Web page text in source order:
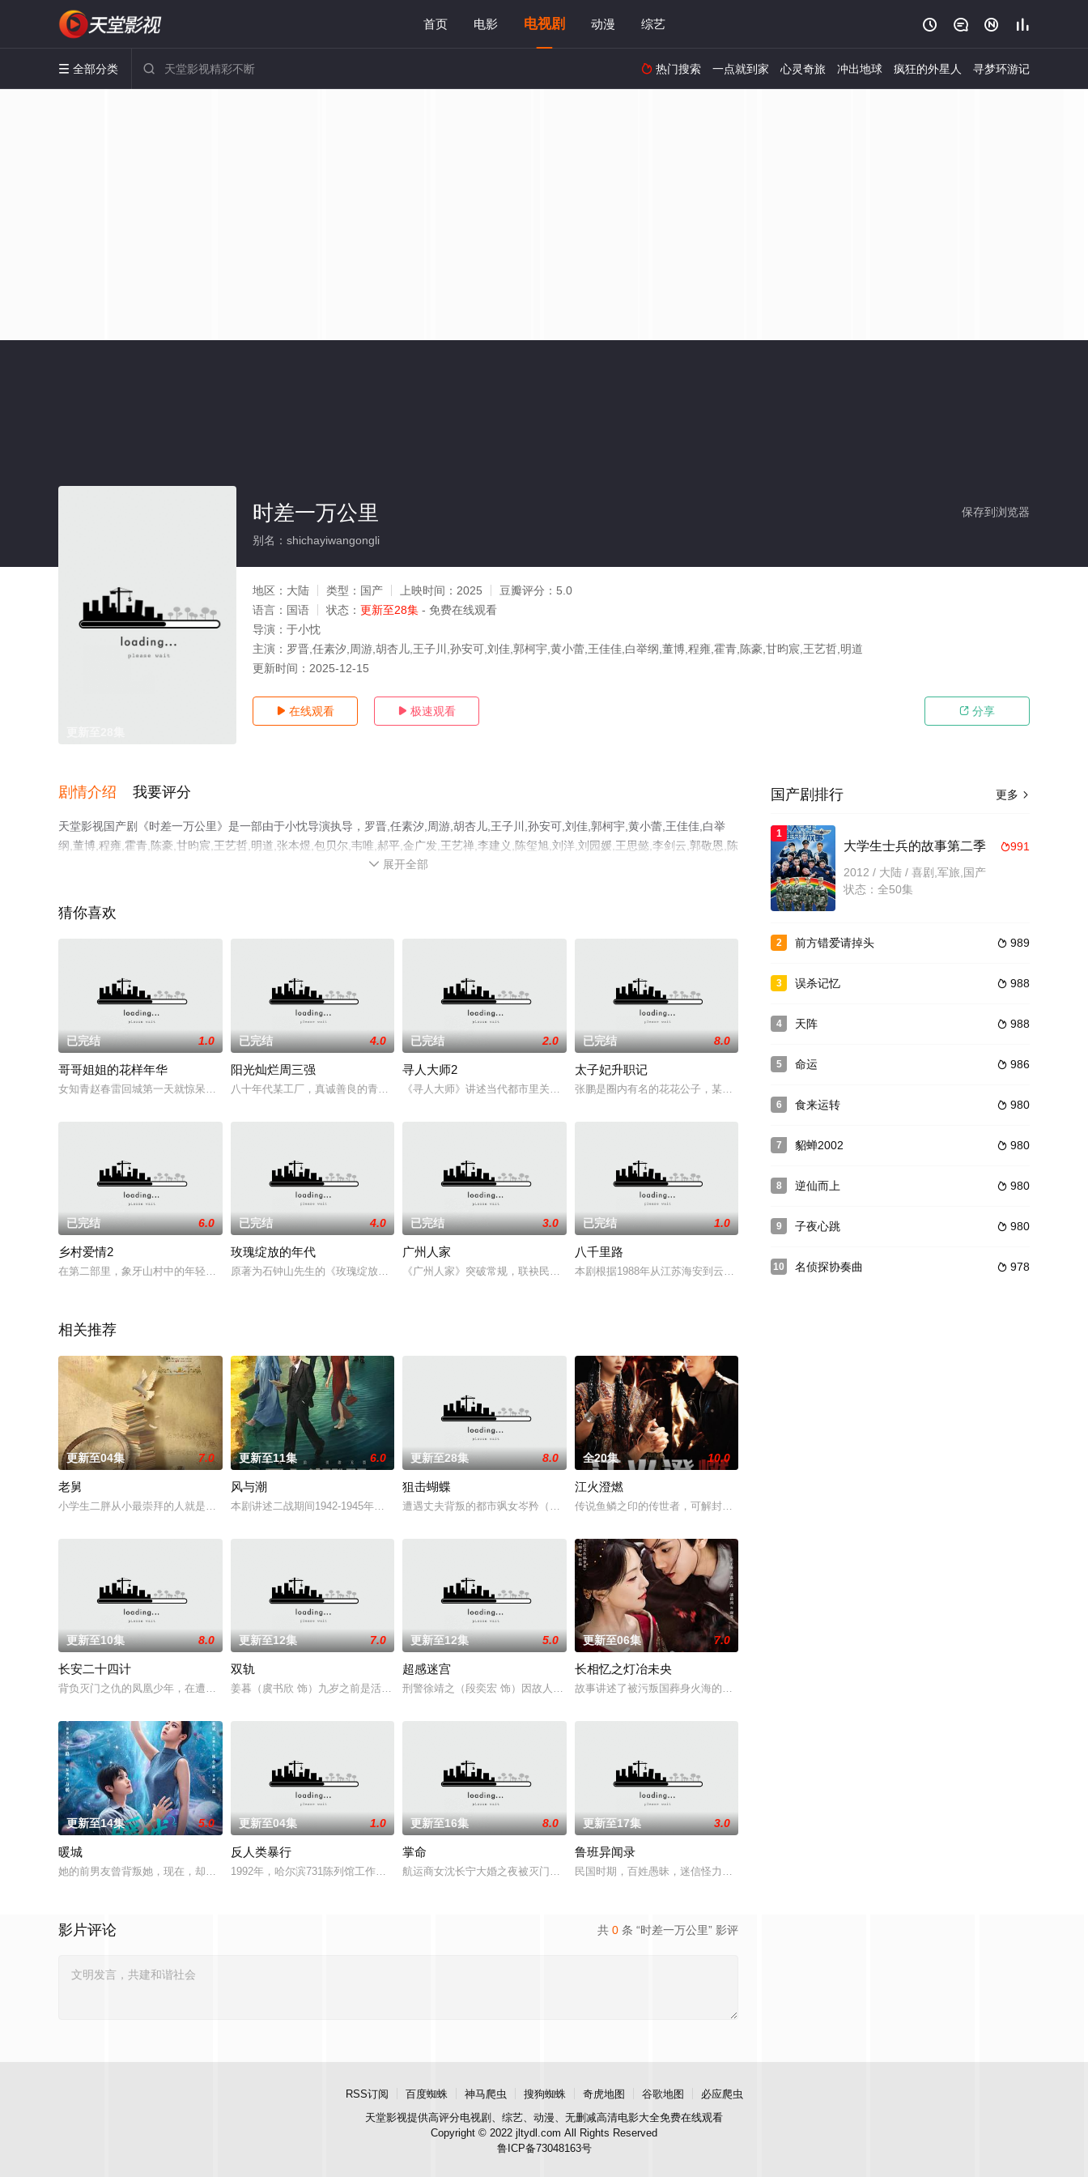
首页 电影 电视剧 动漫 综艺    
 全部分类   热门搜索 一点就到家 心灵奇旅 冲出地球 疯狂的外星人 寻梦环游记
保存到浏览器
时差一万公里
别名：shichayiwangongli
地区： 大陆 类型： 国产 上映时间： 2025 豆瓣评分： 5.0
语言： 国语 状态： 更新至28集 - 免费在线观看
导演： 于小忱
主演： 罗晋,任素汐,周游,胡杏儿,王子川,孙安可,刘佳,郭柯宇,黄小蕾,王佳佳,白举纲,董博,程雍,霍青,陈豪,甘昀宸,王艺哲,明道
更新时间： 2025-12-15
 在线观看  极速观看  分享
剧情介绍 我要评分
天堂影视国产剧《时差一万公里》是一部由于小忱导演执导，罗晋,任素汐,周游,胡杏儿,王子川,孙安可,刘佳,郭柯宇,黄小蕾,王佳佳,白举
纲,董博,程雍,霍青,陈豪,甘昀宸,王艺哲,明道,张本煜,包贝尔,韦唯,郝平,金广发,王艺禅,李建义,陈玺旭,刘洋,刘园媛,王思懿,李剑云,郭敬恩,陈
晓依,闫肃,狄志杰,王妍之,张晓谦,段晓薇,田淼,贺彬,韦奕波,钟卫华,岳昊等明星演员精彩演绎的大陆电视剧，手机免费观看高清未删减完整
 展开全部
猜你喜欢
已完结 1.0
哥哥姐姐的花样年华
女知青赵春雷回城第一天就惊呆了，父亲突然去世，素未谋面的继母刘凤英带着三个孩子成了家里的新主
已完结 4.0
阳光灿烂周三强
八十年代某工厂，真诚善良的青年工人周三强与从小玩到大的朋友孙志明情同手足。讲义气的他使计让志
已完结 2.0
寻人大师2
《寻⼈大师》讲述当代都市⾥关于“寻找爱、再寻找到真实的自己”的暖心治愈故事。五个性格迥异的人
已完结 8.0
太子妃升职记
张鹏是圈内有名的花花公子，某日，在一场盛大的派对中，张鹏的前女友们联起手来想要向他寻仇，使得
已完结 6.0
乡村爱情2
在第二部里，象牙山村中的年轻人们找到了各自事业的方向，不过他们的爱情却有一波三折。王小蒙（王
已完结 4.0
玫瑰绽放的年代
原著为石钟山先生的《玫瑰绽放的年代》本片讲述的是十七岁的抗联女战士柳芍药双亲都被日寇杀害，为
已完结 3.0
广州人家
《广州人家》突破常规，联袂民生新闻《今日报道》捆绑播出，把新闻时事融入剧中，不强求故事的离奇
已完结 1.0
八千里路
本剧根据1988年从江苏海安到云南宁蒗彝族自治县支教的优秀教师群体的真实事迹改编，讲述20世
相关推荐
更新至04集 7.0
老舅
小学生二胖从小最崇拜的人就是自己的老舅，老舅从小天资聪颖，做任何事情都比别人优秀，大学毕业后
更新至11集 6.0
风与潮
本剧讲述二战期间1942-1945年澳门“孤岛”时期的抗战风云故事。1941年12月香港沦陷
更新至28集 8.0
狙击蝴蝶
遭遇丈夫背叛的都市飒女岑矜（陈妍希 饰），在人生至暗时刻收到山村少年李雾（周柯宇 饰）的求助
全20集 10.0
江火澄燃
传说鱼鳞之印的传世者，可解封冥鱼至宝，问鼎天下。炎迦部族世代隐居，秘守宝藏。炎迦部巫祝洛燃在
更新至10集 8.0
长安二十四计
背负灭门之仇的凤凰少年，在遭遇巨变后改名换姓谢淮安，潜伏十年。此时长安城暗卫势力根深蒂固，各
更新至12集 7.0
双轨
姜暮（虞书欣 饰）九岁之前是活在蜜罐里的妹妹，靳朝（何与 饰）是天之骄子的哥哥。那年父母离婚
更新至12集 5.0
超感迷宫
刑警徐靖之（段奕宏 饰）因故人案中的疑点陷入心结，自请离队深造，十年后自认放下心结的他重归一
更新至06集 7.0
长相忆之灯冶未央
故事讲述了被污叛国葬身火海的陈朝摄政长公主盛云霖重生复仇的故事，重活一世，她以盛家三小姐云霏
更新至14集 5.0
暖城
她的前男友曾背叛她，现在，却成了她的下属。割裂的身份、纠缠的情感、职场修罗场同时上线。
更新至04集 1.0
反人类暴行
1992年，哈尔滨731陈列馆工作人员小金在整理史料时，发现这段历史的记录残缺不全，为寻找真
更新至16集 8.0
掌命
航运商女沈长宁大婚之夜被灭门沉江，却奇迹般重生为都督裴煜（于轩晨 饰）府中舞姬夕颜（刘念 饰
更新至17集 3.0
鲁班异闻录
民国时期，百姓愚昧，迷信怪力邪说。李木墩（来喜 饰）是雾城最好的木匠，精通古籍《鲁班秘术》，
共 0 条 “时差一万公里” 影评
影片评论
更多 
国产剧排行
1
991
大学生士兵的故事第二季
2012 / 大陆 / 喜剧,军旅,国产
状态：全50集
2  989
前方错爱请掉头
3  988
误杀记忆
4  988
天阵
5  986
命运
6  980
食来运转
7  980
貂蝉2002
8  980
逆仙而上
9  980
子夜心跳
10  978
名侦探协奏曲
RSS订阅 百度蜘蛛 神马爬虫 搜狗蜘蛛 奇虎地图 谷歌地图
必应爬虫
天堂影视提供高评分电视剧、综艺、动漫、无删减高清电影大全免费在线观看
Copyright © 2022 jltydl.com All Rights Reserved
鲁ICP备73048163号